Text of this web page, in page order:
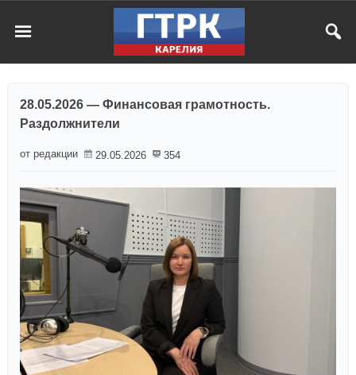
28.05.2026 — Финансовая грамотность.
Раздолжнители
от редакции 29.05.2026 354